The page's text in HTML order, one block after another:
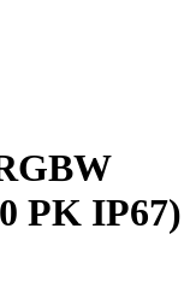
PK IP67)